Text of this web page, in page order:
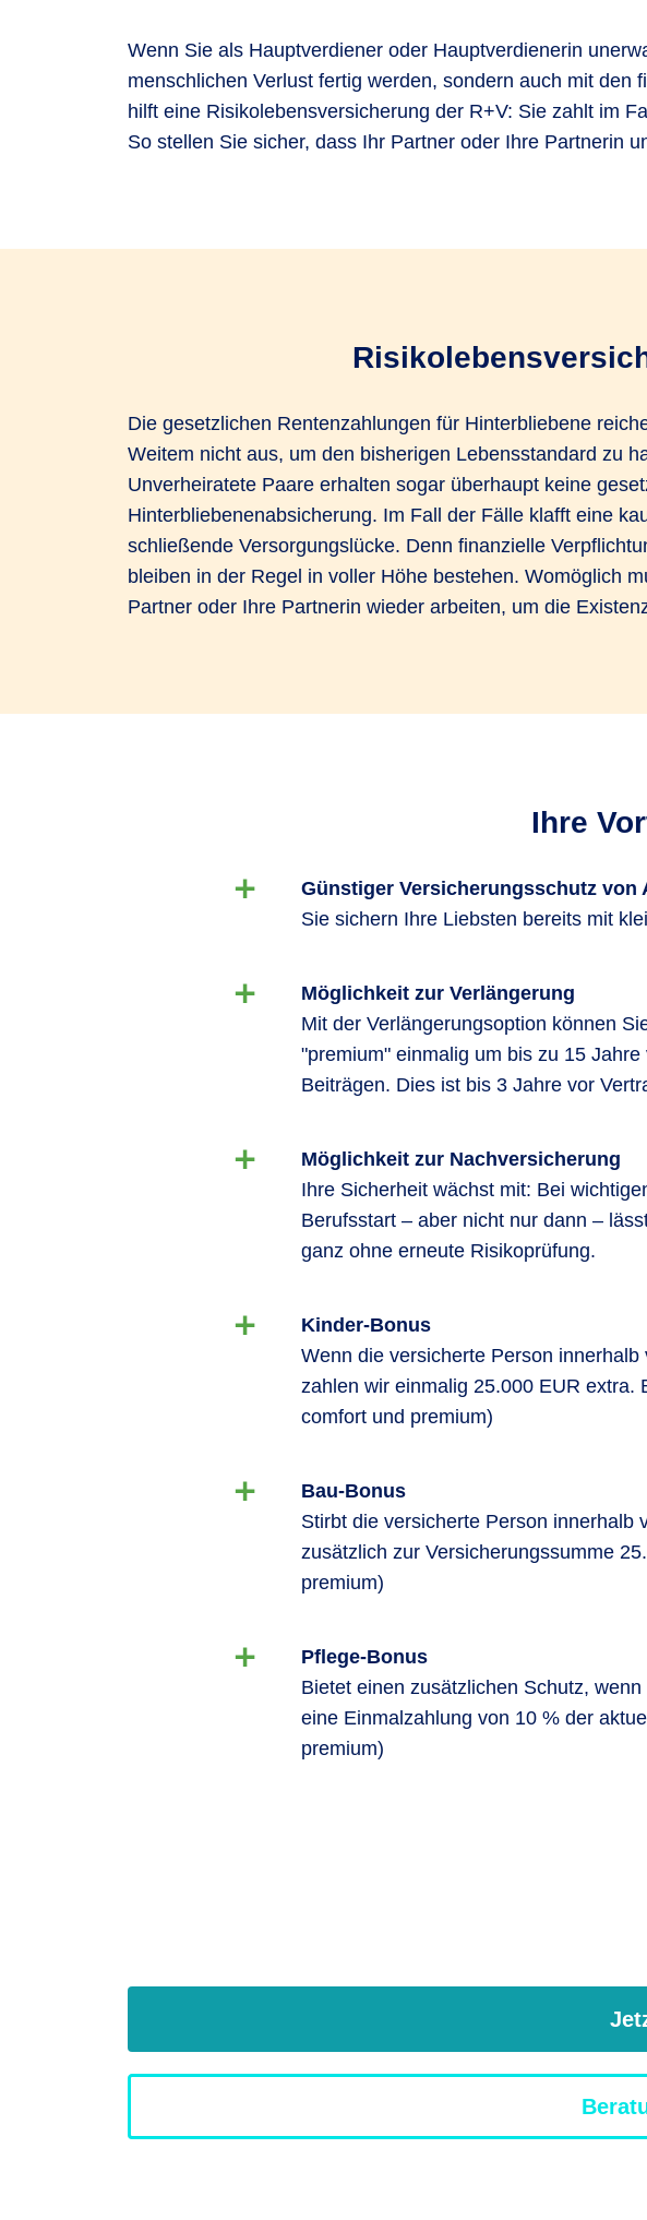
Wenn Sie als Hauptverdiener oder Hauptverdienerin
menschlichen Verlust fertig werden, sondern auch mit
hilft eine Risikolebensversicherung der R+V: Sie zahlt im
So stellen Sie sicher, dass Ihr Partner oder Ihre Partnerin
Die gesetzlichen Rentenzahlungen für Hinterbliebene
Weitem nicht aus, um den bisherigen Lebensstandard zu
Unverheiratete Paare erhalten sogar überhaupt keine
Hinterbliebenenabsicherung. Im Fall der Fälle klafft eine
schließende Versorgungslücke. Denn finanzielle
bleiben in der Regel in voller Höhe bestehen. Womöglich
Partner oder Ihre Partnerin wieder arbeiten, um die
Familie zu sichern. Doch dann stellt sich die Frage,
alltägliche Betreuung und Versorgung am besten
Ihre
Günstiger Versicherungsschutz von
Sie sichern Ihre Liebsten bereits mit
Möglichkeit zur Verlängerung
Mit der Verlängerungsoption können
"premium" einmalig um bis zu 15
Beiträgen. Dies ist bis 3 Jahre vor
Möglichkeit zur Nachversicherung
Ihre Sicherheit wächst mit: Bei
Berufsstart – aber nicht nur dann –
ganz ohne erneute Risikoprüfung.
Kinder-Bonus
Wenn die versicherte Person
zahlen wir einmalig 25.000 EUR extra.
comfort und premium)
Bau-Bonus
Stirbt die versicherte Person innerhalb
zusätzlich zur Versicherungssumme
premium)
Pflege-Bonus
Bietet einen zusätzlichen Schutz,
eine Einmalzahlung von 10 % der
premium)